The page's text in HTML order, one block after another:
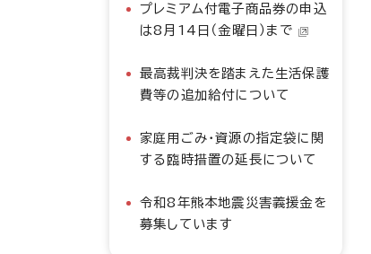
プレミアム付電子商品券の申込
は8月14日（金曜日）まで
最高裁判決を踏まえた生活保護
費等の追加給付について
家庭用ごみ・資源の指定袋に関
する臨時措置の延長について
令和8年熊本地震災害義援金を
募集しています